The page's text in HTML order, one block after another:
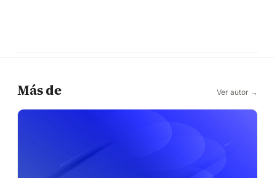
Más de Ver autor →